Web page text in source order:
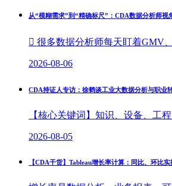
从“模糊需求”到“精确标尺”：CDA数据分析师视
 很多数据分析师每天盯着GMV
2026-08-06
CDA持证人专访：徐鹤谈工业大数据分析与职业
【核心关键词】知识、设备、工
2026-08-05
【CDA干货】Tableau增长率计算：同比、环比